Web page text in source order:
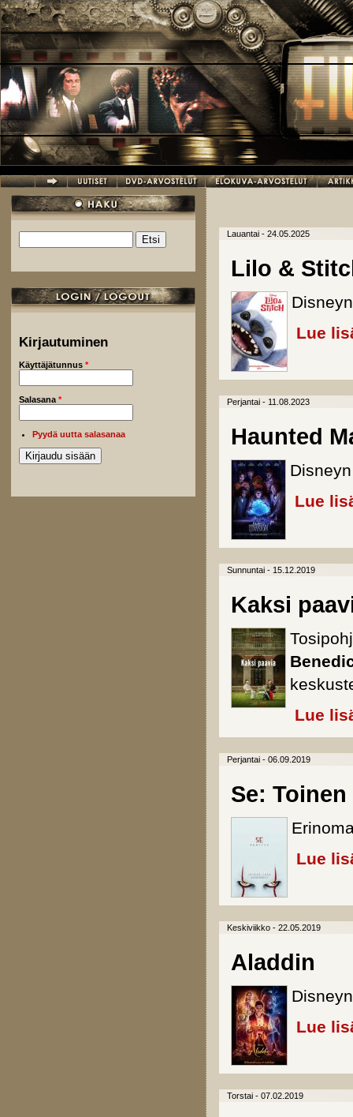
Hyppää pääsisältöön
Hakulomake
Kirjautuminen
Käyttäjätunnus *
Salasana *
Pyydä uutta salasanaa
Lauantai - 24.05.2025
Lilo &
Lue
Perjantai - 11.08.2023
Haunted
Lue
Sunnuntai - 15.12.2019
Kaksi
Lue
Perjantai - 06.09.2019
Se:
Lue
Keskiviikko - 22.05.2019
Aladdin
Lue
Torstai - 07.02.2019